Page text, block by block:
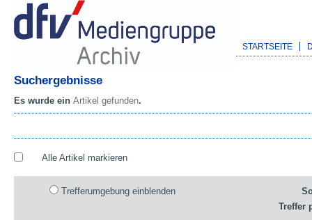
STARTSEITE
Suchergebnisse
Es wurde ein Artikel gefunden.
Alle Artikel markieren
Trefferumgebung einblenden
Treffer